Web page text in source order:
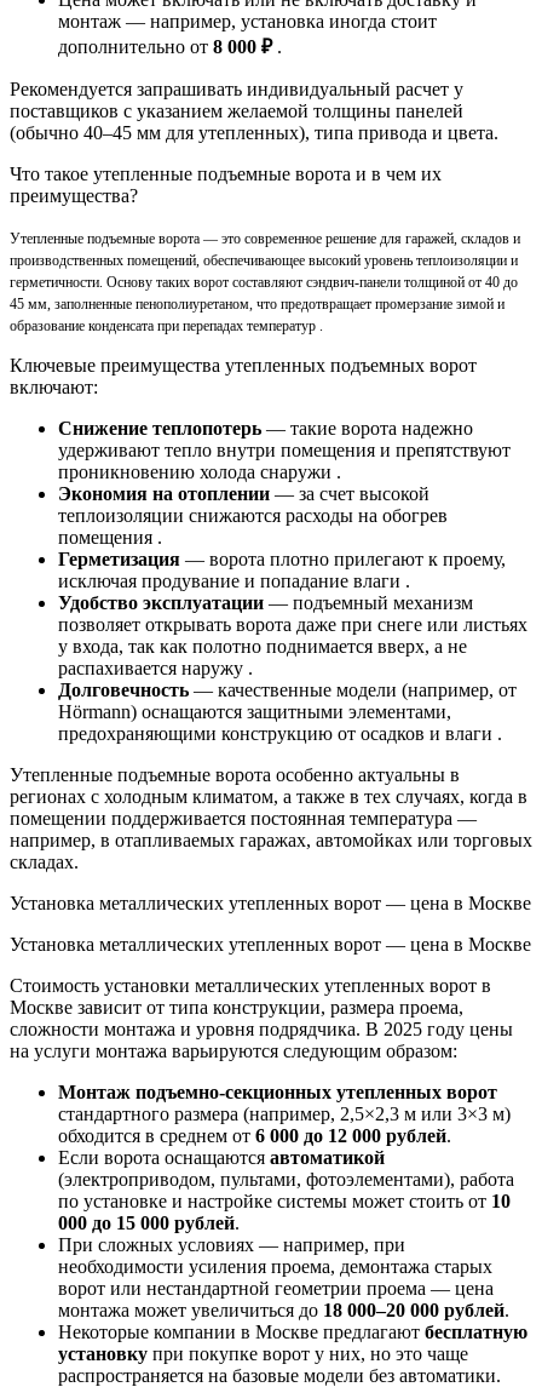
монтаж — например, установка иногда стоит
дополнительно от 8 000 ₽.
Рекомендуется запрашивать индивидуальный расчет у
поставщиков с указанием желаемой толщины панелей
(обычно 40–45 мм для утепленных), типа привода и цвета.
Что такое утепленные подъемные ворота и в чем их
преимущества?
Утепленные подъемные ворота — это современное решение для гаражей, складов и
производственных помещений, обеспечивающее высокий уровень теплоизоляции и
герметичности. Основу таких ворот составляют сэндвич-панели толщиной от 40 до
45 мм, заполненные пенополиуретаном, что предотвращает промерзание зимой и
образование конденсата при перепадах температур .
Ключевые преимущества утепленных подъемных ворот
включают:
Снижение теплопотерь — такие ворота надежно
удерживают тепло внутри помещения и препятствуют
проникновению холода снаружи .
Экономия на отоплении — за счет высокой
теплоизоляции снижаются расходы на обогрев
помещения .
Герметизация — ворота плотно прилегают к проему,
исключая продувание и попадание влаги .
Удобство эксплуатации — подъемный механизм
позволяет открывать ворота даже при снеге или листьях
у входа, так как полотно поднимается вверх, а не
распахивается наружу .
Долговечность — качественные модели (например, от
Hörmann) оснащаются защитными элементами,
предохраняющими конструкцию от осадков и влаги .
Утепленные подъемные ворота особенно актуальны в
регионах с холодным климатом, а также в тех случаях, когда в
помещении поддерживается постоянная температура —
например, в отапливаемых гаражах, автомойках или торговых
складах.
Установка металлических утепленных ворот — цена в Москве
Установка металлических утепленных ворот — цена в Москве
Стоимость установки металлических утепленных ворот в
Москве зависит от типа конструкции, размера проема,
сложности монтажа и уровня подрядчика. В 2025 году цены
на услуги монтажа варьируются следующим образом:
Монтаж подъемно-секционных утепленных ворот
стандартного размера (например, 2,5×2,3 м или 3×3 м)
обходится в среднем от 6 000 до 12 000 рублей.
Если ворота оснащаются автоматикой
(электроприводом, пультами, фотоэлементами), работа
по установке и настройке системы может стоить от 10
000 до 15 000 рублей.
При сложных условиях — например, при
необходимости усиления проема, демонтажа старых
ворот или нестандартной геометрии проема — цена
монтажа может увеличиться до 18 000–20 000 рублей.
Некоторые компании в Москве предлагают бесплатную
установку при покупке ворот у них, но это чаще
распространяется на базовые модели без автоматики.